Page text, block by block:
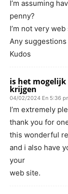
I’m assuming
penny?
I’m not very
Any
Kudos
is het
krijgen
04/02/2024 En 5:36
I’m extremely
thank you for
this wonderful
and i also have
your
web site.